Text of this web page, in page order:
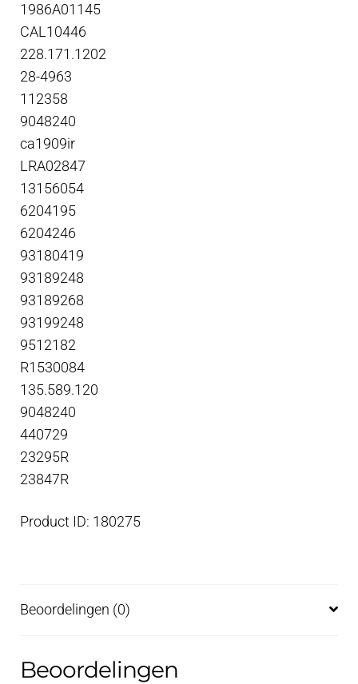
1986A01145
CAL10446
228.171.1202
28-4963
112358
9048240
ca1909ir
LRA02847
13156054
6204195
6204246
93180419
93189248
93189268
93199248
9512182
R1530084
135.589.120
9048240
440729
23295R
23847R
Product ID: 180275
Beoordelingen (0)
Beoordelingen